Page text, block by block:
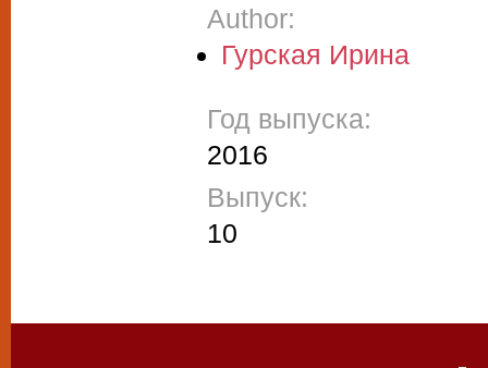
Author:
Гурская Ирина
Год выпуска:
2016
Выпуск:
10